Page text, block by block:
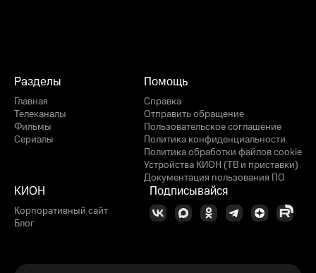
Разделы
Главная
Телеканалы
Фильмы
Сериалы
Помощь
Справка
Отправить обращение
Пользовательское соглашение
Политика конфиденциальности
Политика обработки файлов cookie
Устройства КИОН (ТВ и приставки)
Документация пользования ПО
КИОН
Корпоративный сайт
Блог
Подписывайся